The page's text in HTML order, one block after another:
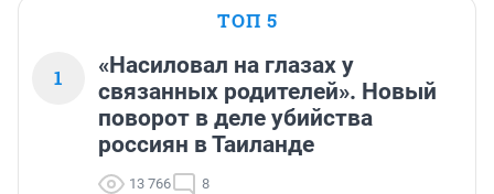
ТОП 5
1
«Насиловал на глазах у
связанных родителей». Новый
поворот в деле убийства
россиян в Таиланде
13 766 8